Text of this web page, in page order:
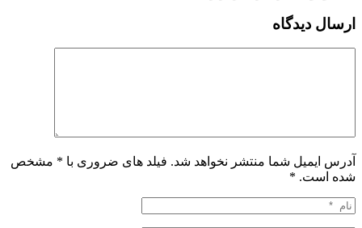
ارسال دیدگاه
آدرس ایمیل شما منتشر نخواهد شد. فیلد های ضروری با * مشخص
شده است. *